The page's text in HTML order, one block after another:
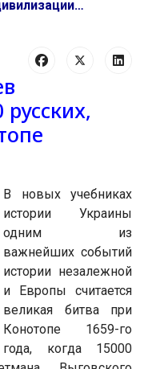
В новых учебниках
истории Украины
одним из
важнейших событий
истории незалежной
и Европы считается
великая битва при
Конотопе 1659-го
года, когда 15000